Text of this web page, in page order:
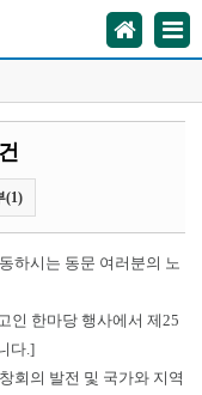
(1)
하시는 동문 여러분의 노
인 한마당 행사에서 제25
다.]
회의 발전 및 국가와 지역